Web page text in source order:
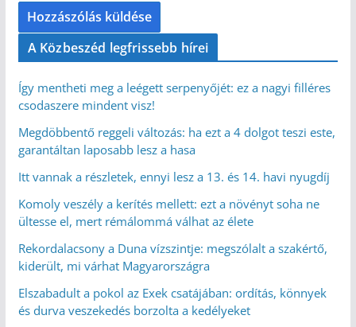
A Közbeszéd legfrissebb hírei
Így mentheti meg a leégett serpenyőjét: ez a nagyi filléres
csodaszere mindent visz!
Megdöbbentő reggeli változás: ha ezt a 4 dolgot teszi este,
garantáltan laposabb lesz a hasa
Itt vannak a részletek, ennyi lesz a 13. és 14. havi nyugdíj
Komoly veszély a kerítés mellett: ezt a növényt soha ne
ültesse el, mert rémálommá válhat az élete
Rekordalacsony a Duna vízszintje: megszólalt a szakértő,
kiderült, mi várhat Magyarországra
Elszabadult a pokol az Exek csatájában: ordítás, könnyek
és durva veszekedés borzolta a kedélyeket